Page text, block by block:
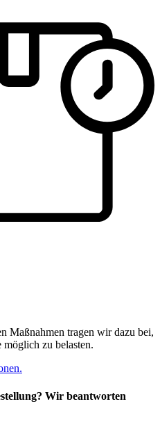
Maßnahmen tragen wir dazu bei,
zu belasten.
Wir beantworten